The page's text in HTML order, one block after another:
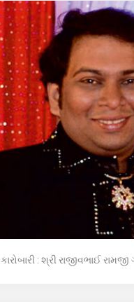
કારોબારી : શ્રી રાજીવભાઈ રામજી